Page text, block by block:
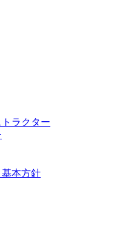
トラクター
基本方針